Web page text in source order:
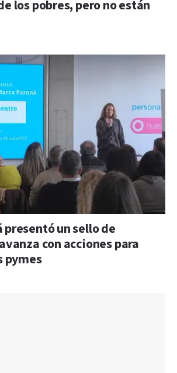
los pobres, pero no están
presentó un sello de
con acciones para
pymes